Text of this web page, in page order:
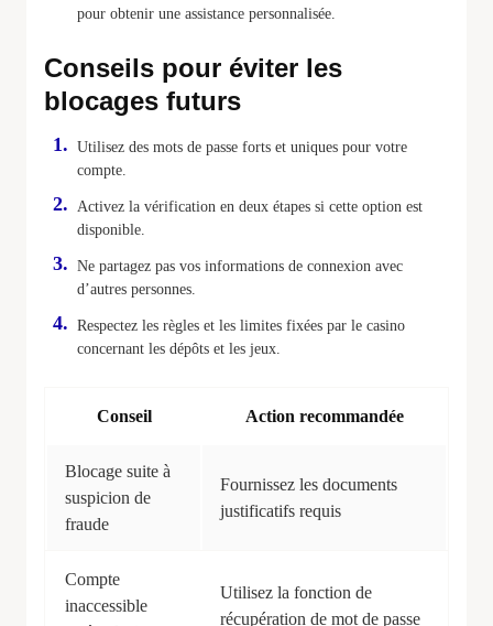
pour obtenir une assistance personnalisée.
Conseils pour éviter les
blocages futurs
Utilisez des mots de passe forts et uniques pour votre
compte.
Activez la vérification en deux étapes si cette option est
disponible.
Ne partagez pas vos informations de connexion avec
d’autres personnes.
Respectez les règles et les limites fixées par le casino
concernant les dépôts et les jeux.
Conseil Action recommandée
Blocage suite à
suspicion de
fraude
Fournissez les documents
justificatifs requis
Compte
inaccessible
Utilisez la fonction de
récupération de mot de passe